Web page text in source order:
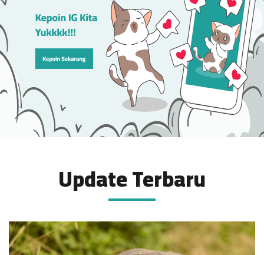
Update Terbaru